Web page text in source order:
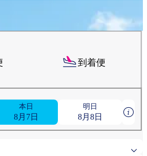
到着便
本日
8月7日
明日
8月8日